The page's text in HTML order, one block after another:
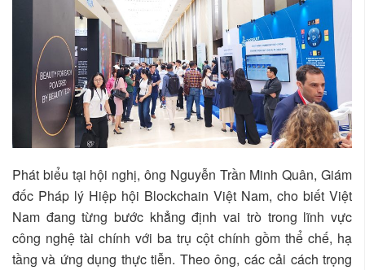
Phát biểu tại hội nghị, ông Nguyễn Trần Minh Quân, Giám
đốc Pháp lý Hiệp hội Blockchain Việt Nam, cho biết Việt
Nam đang từng bước khẳng định vai trò trong lĩnh vực
công nghệ tài chính với ba trụ cột chính gồm thể chế, hạ
tầng và ứng dụng thực tiễn. Theo ông, các cải cách trọng